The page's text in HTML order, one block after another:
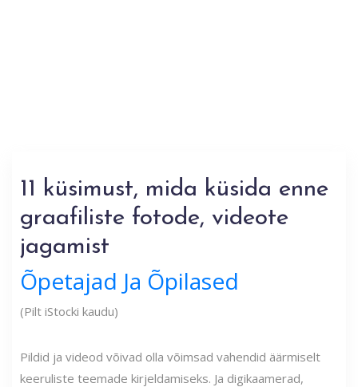
11 küsimust, mida küsida enne
graafiliste fotode, videote
jagamist
Õpetajad Ja Õpilased
(Pilt iStocki kaudu)
Pildid ja videod võivad olla võimsad vahendid äärmiselt
keeruliste teemade kirjeldamiseks. Ja digikaamerad,